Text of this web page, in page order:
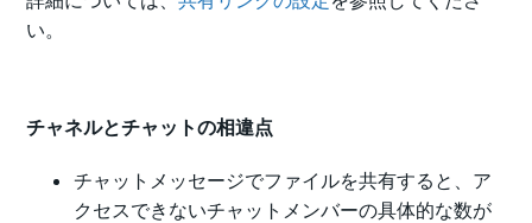
い。
チャネルとチャットの相違点
チャットメッセージでファイルを共有すると、ア
クセスできないチャットメンバーの具体的な数が